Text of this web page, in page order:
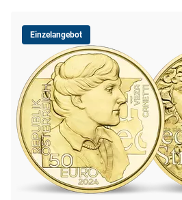
Einzelangebot